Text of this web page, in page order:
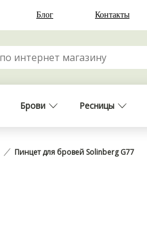
Пинцет для бровей Solinberg G77
Блог Контакты
Брови Ресницы